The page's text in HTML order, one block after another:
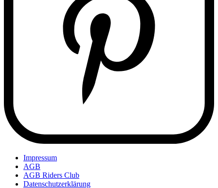
Impressum
AGB
AGB Riders Club
Datenschutzerklärung